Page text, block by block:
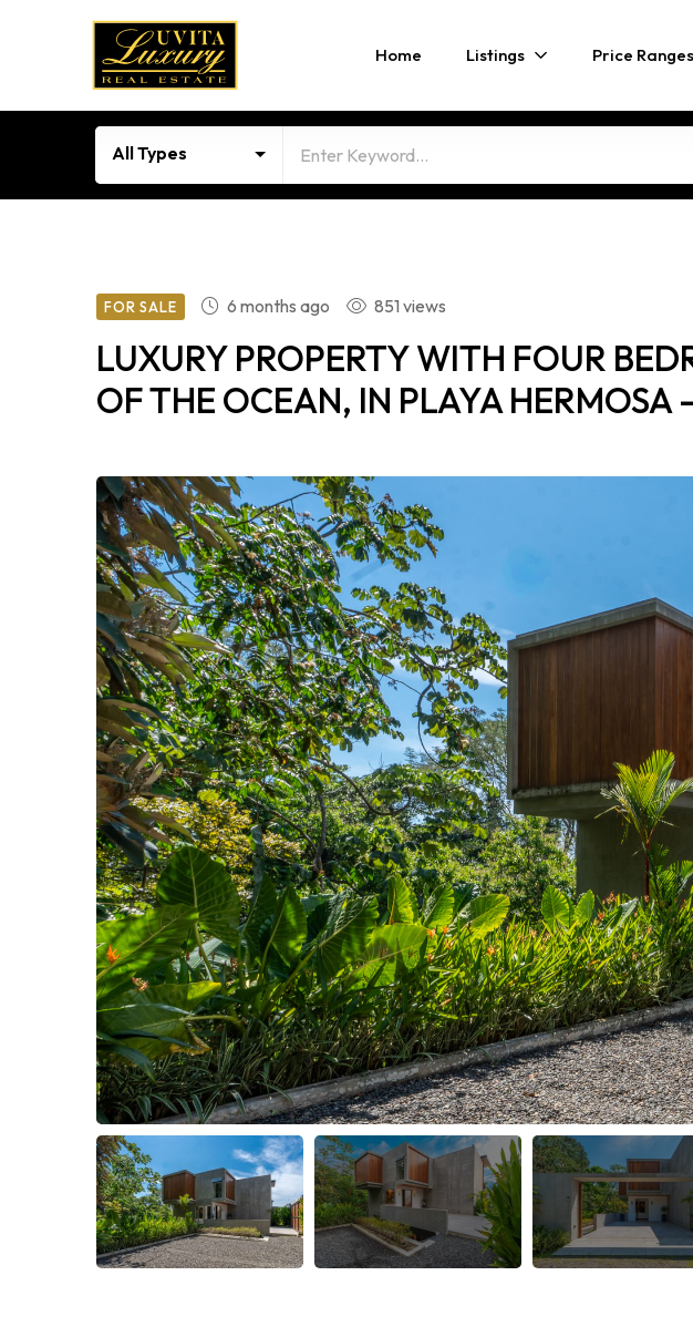
Home Listings Price Ranges
All Types
FOR SALE 6 months ago 851 views
LUXURY PROPERTY WITH FOUR
OF THE OCEAN, IN PLAYA HERMOSA